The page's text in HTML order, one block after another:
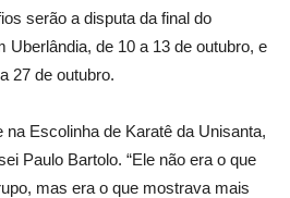
serão a disputa da final do
Uberlândia, de 10 a 13 de outubro, e
27 de outubro.
na Escolinha de Karatê da Unisanta,
Paulo Bartolo. “Ele não era o que
mas era o que mostrava mais